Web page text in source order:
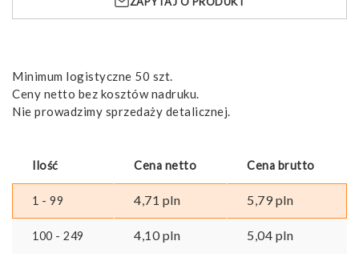
z
rPET)
z
linijką,
temperówką
Minimum logistyczne 50 szt.
Ceny netto bez kosztów nadruku.
Nie prowadzimy sprzedaży detalicznej.
Ilość Cena netto Cena brutto
1 - 99 4,71 pln 5,79pln
100 - 249 4,10pln 5,04 pln